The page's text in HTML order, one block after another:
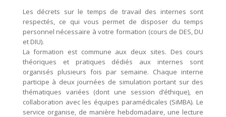
Les décrets sur le temps de travail des internes sont
respectés, ce qui vous permet de disposer du temps
personnel nécessaire à votre formation (cours de DES, DU
et DIU).
La formation est commune aux deux sites. Des cours
théoriques et pratiques dédiés aux internes sont
organisés plusieurs fois par semaine. Chaque interne
participe à deux journées de simulation portant sur des
thématiques variées (dont une session d’éthique), en
collaboration avec les équipes paramédicales (SiMBA). Le
service organise, de manière hebdomadaire, une lecture